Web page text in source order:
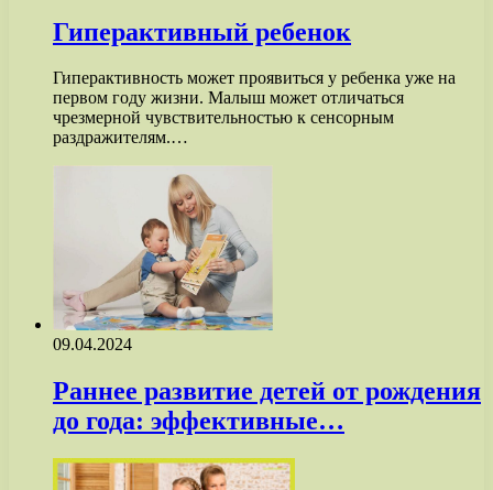
Гиперактивный ребенок
Гиперактивность может проявиться у ребенка уже на
первом году жизни. Малыш может отличаться
чрезмерной чувствительностью к сенсорным
раздражителям.…
09.04.2024
Раннее развитие детей от рождения
до года: эффективные…